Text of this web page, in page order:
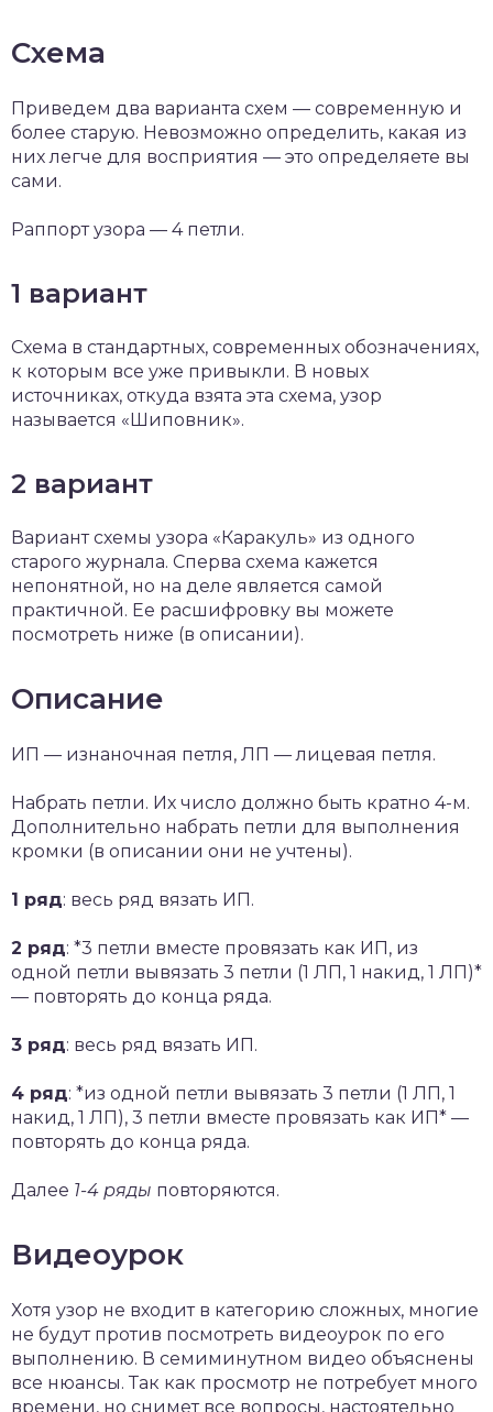
Схема
Приведем два варианта схем — современную и
более старую. Невозможно определить, какая из
них легче для восприятия — это определяете вы
сами.
Раппорт узора — 4 петли.
1 вариант
Схема в стандартных, современных обозначениях,
к которым все уже привыкли. В новых
источниках, откуда взята эта схема, узор
называется «Шиповник».
2 вариант
Вариант схемы узора «Каракуль» из одного
старого журнала. Сперва схема кажется
непонятной, но на деле является самой
практичной. Ее расшифровку вы можете
посмотреть ниже (в описании).
Описание
ИП — изнаночная петля, ЛП — лицевая петля.
Набрать петли. Их число должно быть кратно 4-м.
Дополнительно набрать петли для выполнения
кромки (в описании они не учтены).
1 ряд: весь ряд вязать ИП.
2 ряд: *3 петли вместе провязать как ИП, из
одной петли вывязать 3 петли (1 ЛП, 1 накид, 1 ЛП)*
— повторять до конца ряда.
3 ряд: весь ряд вязать ИП.
4 ряд: *из одной петли вывязать 3 петли (1 ЛП, 1
накид, 1 ЛП), 3 петли вместе провязать как ИП* —
повторять до конца ряда.
Далее 1-4 ряды повторяются.
Видеоурок
Хотя узор не входит в категорию сложных, многие
не будут против посмотреть видеоурок по его
выполнению. В семиминутном видео объяснены
все нюансы. Так как просмотр не потребует много
времени, но снимет все вопросы, настоятельно